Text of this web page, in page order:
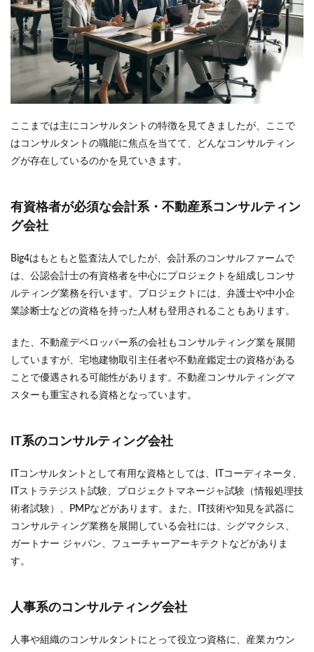
ここまでは主にコンサルタントの特徴を見てきましたが、ここで
はコンサルタントの職能に焦点を当てて、どんなコンサルティン
グが存在しているのかを見ていきます。
有資格者が必須な会計系・不動産系コンサルティン
グ会社
Big4はもともと監査法人でしたが、会計系のコンサルファームで
は、公認会計士の有資格者を中心にプロジェクトを組成しコンサ
ルティング業務を行います。プロジェクトには、弁護士や中小企
業診断士などの資格を持った人材も登用されることもあります。
また、不動産デベロッパー系の会社もコンサルティング業を展開
していますが、宅地建物取引主任者や不動産鑑定士の資格がある
ことで優遇される可能性があります。不動産コンサルティングマ
スターも重宝される資格となっています。
IT系のコンサルティング会社
ITコンサルタントとして有用な資格としては、ITコーディネータ、
ITストラテジスト試験、プロジェクトマネージャ試験（情報処理技
術者試験）、PMPなどがあります。また、IT技術や知見を武器に
コンサルティング業務を展開している会社には、シグマクシス、
ガートナー ジャパン、フューチャーアーキテクトなどがありま
す。
人事系のコンサルティング会社
人事や組織のコンサルタントにとって役立つ資格に、産業カウン